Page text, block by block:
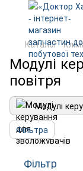
Каталог
Модулі
повітря
Модулі
Фільтра
Фільтр